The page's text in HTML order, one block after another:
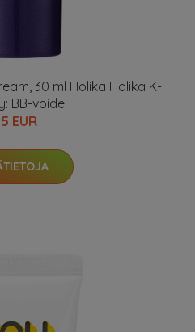
30 ml Holika Holika K-
BB-voide
EUR